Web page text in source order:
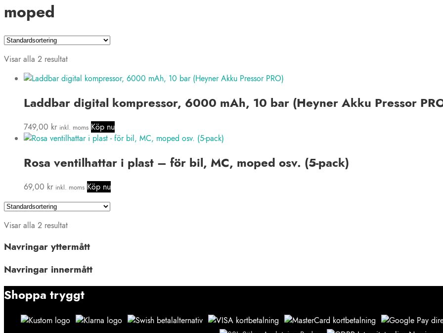
moped
Visar alla 2 resultat
Laddbar digital kompressor, 6000 mAh, 10 bar (Heyner Akku Pressor
749,00 kr inkl. moms Köp nu
Rosa ventilhattar i plast – för bil, MC, moped osv. (5-pack)
69,00 kr inkl. moms Köp nu
Visar alla 2 resultat
Navringar yttermått
Navringar innermått
Shoppa tryggt